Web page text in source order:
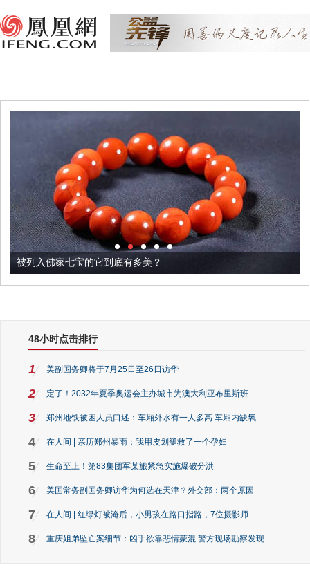
被列入佛家七宝的它到底有多美？
48小时点击排行
1 美副国务卿将于7月25日至26日访华
2 定了！2032年夏季奥运会主办城市为澳大利亚布里斯班
3 郑州地铁被困人员口述：车厢外水有一人多高 车厢内缺氧
4 在人间 | 亲历郑州暴雨：我用皮划艇救了一个孕妇
5 生命至上！第83集团军某旅紧急实施爆破分洪
6 美国常务副国务卿访华为何选在天津？外交部：两个原因
7 在人间 | 红绿灯被淹后，小男孩在路口指路，7位摄影师...
8 重庆姐弟坠亡案细节：凶手欲靠悲情蒙混 警方现场勘察发现...